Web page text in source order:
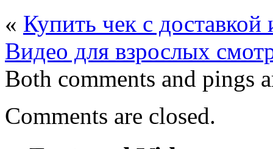
« Купить чек с
Видео для взрослых
Both comments and pings
Comments are closed.